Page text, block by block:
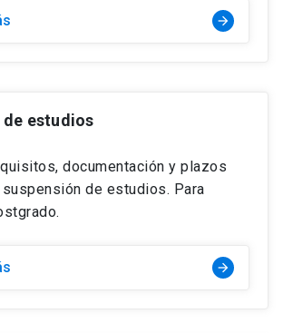
arrow_forward
de estudios
documentación y plazos
de estudios. Para
arrow_forward